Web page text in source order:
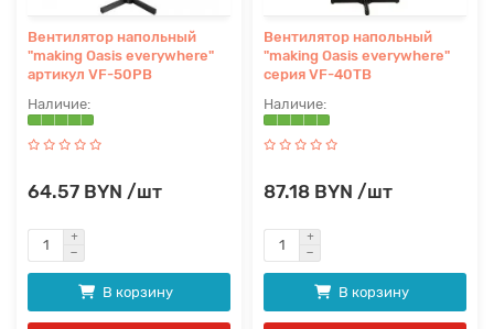
Вентилятор напольный
"making Оasis everywhere"
артикул VF-50PB
64.57 BYN /шт
В корзину
Вентилятор напольный
"making Оasis everywhere"
серия VF-40TB
87.18 BYN /шт
В корзину